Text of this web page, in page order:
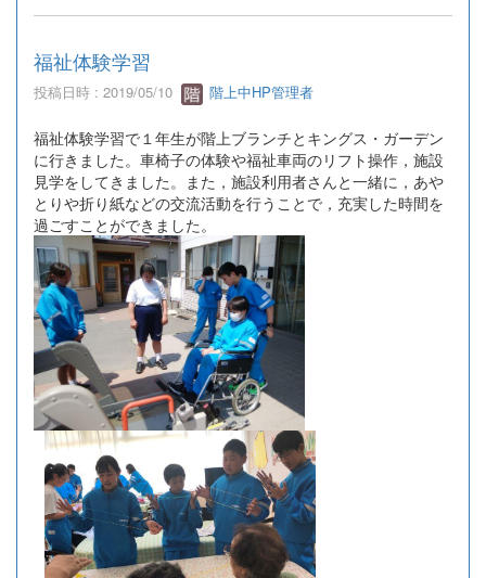
福祉体験学習
投稿日時 : 2019/05/10 階上中HP管理者
福祉体験学習で１年生が階上ブランチとキングス・ガーデン
に行きました。車椅子の体験や福祉車両のリフト操作，施設
見学をしてきました。また，施設利用者さんと一緒に，あや
とりや折り紙などの交流活動を行うことで，充実した時間を
過ごすことができました。